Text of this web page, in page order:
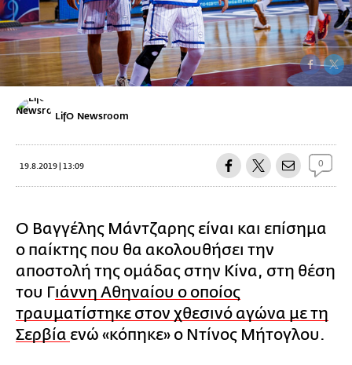
LifO Newsroom
19.8.2019 | 13:09 0
Ο Βαγγέλης Μάντζαρης είναι και επίσημα
ο παίκτης που θα ακολουθήσει την
αποστολή της ομάδας στην Κίνα, στη θέση
του Γιάννη Αθηναίου ο οποίος
τραυματίστηκε στον χθεσινό αγώνα με τη
Σερβία ενώ «κόπηκε» ο Ντίνος Μήτογλου.